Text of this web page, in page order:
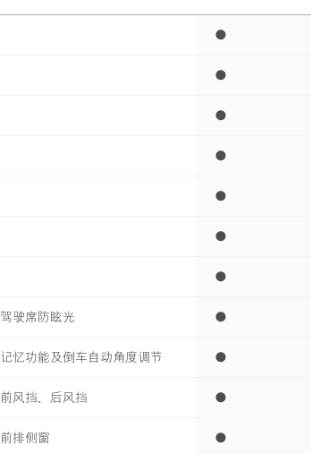
●
●
●
●
●
●
●
驾驶席防眩光 ●
记忆功能及倒车自动角度调节 ●
前风挡、后风挡 ●
前排侧窗 ●